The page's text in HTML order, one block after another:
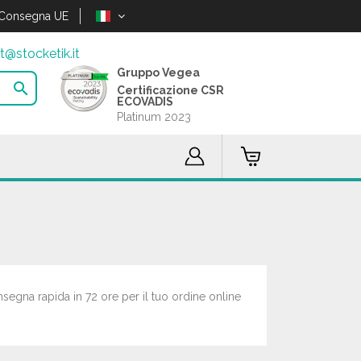
UE

Gruppo Vegea
Certificazione CSR
ECOVADIS
Platinum 2023
rapida in 72 ore per il tuo ordine online